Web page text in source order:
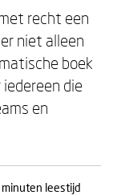
recht een
niet alleen
boek
die
en
minuten leestijd